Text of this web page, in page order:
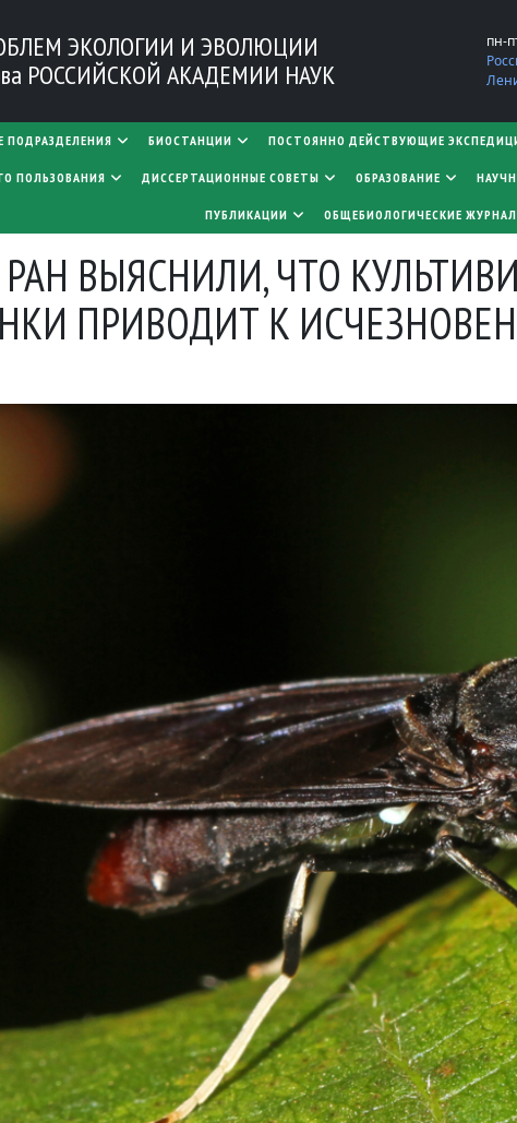
ЭКОЛОГИИ И ЭВОЛЮЦИИ
РОССИЙСКОЙ АКАДЕМИИ НАУК
пн-
ПОДРАЗДЕЛЕНИЯ БИОСТАНЦИИ ПОСТОЯННО ДЕЙСТВУЮЩИЕ
ПОЛЬЗОВАНИЯ ​​​​​​​ДИССЕРТАЦИОННЫЕ СОВЕТЫ ОБРАЗОВАНИЕ
ПУБЛИКАЦИИ ОБЩЕБИОЛОГИЧЕСКИЕ
ВЫЯСНИЛИ, ЧТО
ПРИВОДИТ К